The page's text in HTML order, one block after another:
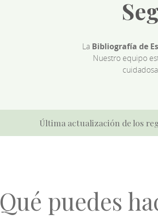
La Bibliografía de
Nuestro equipo
Última actualización de los
Qué puedes